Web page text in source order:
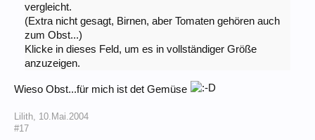
vergleicht.
(Extra nicht gesagt, Birnen, aber Tomaten gehören auch
zum Obst...)
Klicke in dieses Feld, um es in vollständiger Größe
anzuzeigen.
Wieso Obst...für mich ist det Gemüse
Lilith 10.Mai.2004
#17